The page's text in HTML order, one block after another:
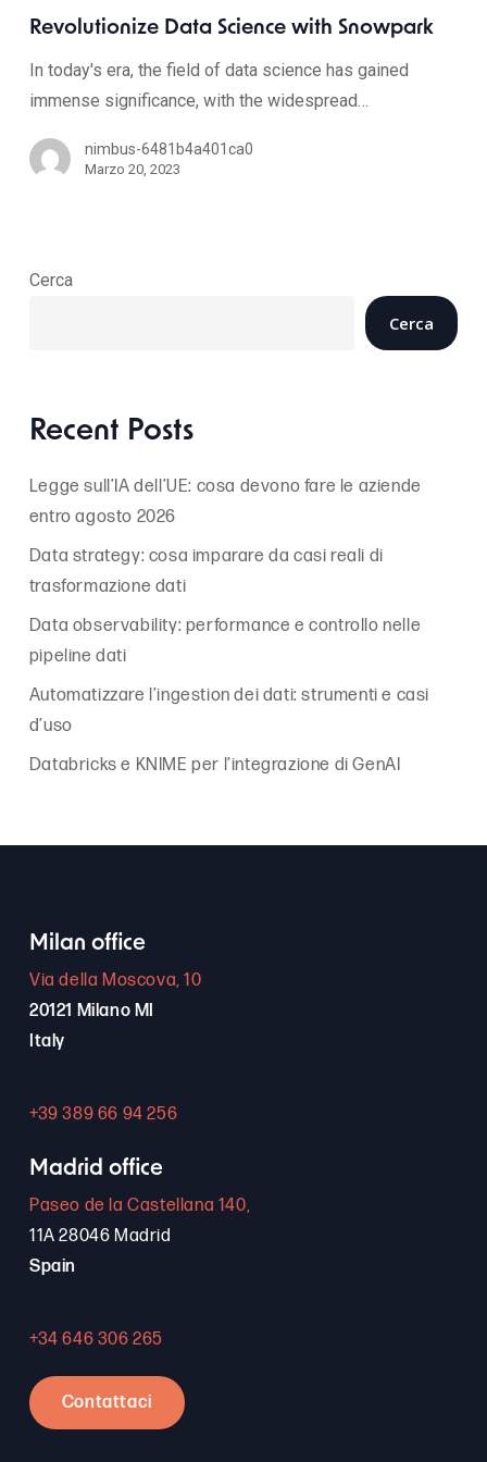
Revolutionize Data Science with Snowpark
In today's era, the field of data science has gained
immense significance, with the widespread…
nimbus-6481b4a401ca0
Marzo 20, 2023
Cerca
Cerca
Recent Posts
Legge sull’IA dell’UE: cosa devono fare le aziende
entro agosto 2026
Data strategy: cosa imparare da casi reali di
trasformazione dati
Data observability: performance e controllo nelle
pipeline dati
Automatizzare l’ingestion dei dati: strumenti e casi
d’uso
Databricks e KNIME per l’integrazione di GenAI
Milan office
Via della Moscova, 10
20121 Milano MI
Italy
+39 389 66 94 256
Madrid office
Paseo de la Castellana 140,
11A 28046 Madrid
Spain
+34 646 306 265
Contattaci